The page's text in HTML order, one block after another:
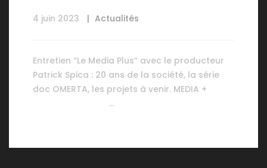
4 juin 2023 Actualités
Entretien “Le Media Plus” avec le producteur
Patrick Spica : 20 ans de la société, la série
doc OMERTA, les projets à venir. MEDIA +
…